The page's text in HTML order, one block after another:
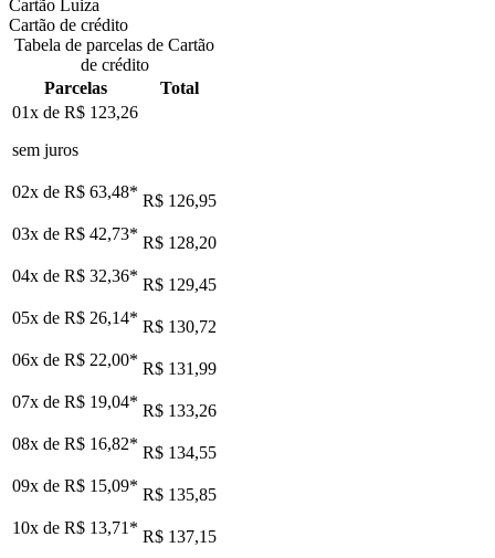
Cartão Luiza
Cartão de crédito
Tabela de parcelas de Cartão
de crédito
Parcelas
Total
01x de R$ 123,26
sem juros
02x de R$ 63,48* R$ 126,95
03x de R$ 42,73* R$ 128,20
04x de R$ 32,36* R$ 129,45
05x de R$ 26,14* R$ 130,72
06x de R$ 22,00* R$ 131,99
07x de R$ 19,04* R$ 133,26
08x de R$ 16,82* R$ 134,55
09x de R$ 15,09* R$ 135,85
10x de R$ 13,71 * R$ 137,15